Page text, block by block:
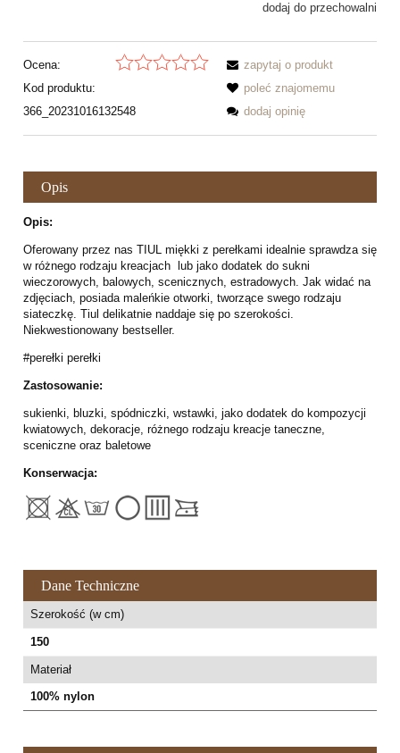
dodaj do przechowalni
Ocena:
Kod produktu:
366_20231016132548
zapytaj o produkt
poleć znajomemu
dodaj opinię
Opis
Opis:
Oferowany przez nas TIUL miękki z perełkami idealnie sprawdza się
w różnego rodzaju kreacjach lub jako dodatek do sukni
wieczorowych, balowych, scenicznych, estradowych. Jak widać na
zdjęciach, posiada maleńkie otworki, tworzące swego rodzaju
siateczkę. Tiul delikatnie naddaje się po szerokości.
Niekwestionowany bestseller.
#perełki perełki
Zastosowanie:
sukienki, bluzki, spódniczki, wstawki, jako dodatek do kompozycji
kwiatowych, dekoracje, różnego rodzaju kreacje taneczne,
sceniczne oraz baletowe
Konserwacja:
Dane Techniczne
Szerokość (w cm)
150
Materiał
100% nylon